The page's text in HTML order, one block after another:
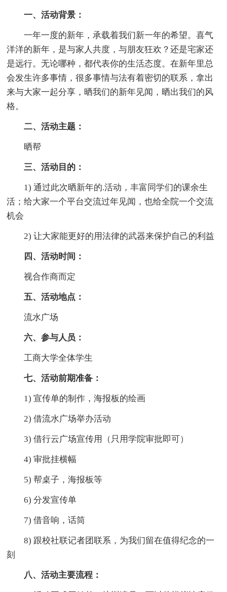
一、活动背景：
一年一度的新年，承载着我们新一年的希望。喜气
洋洋的新年，是与家人共度，与朋友狂欢？还是宅家还
是远行。无论哪种，都代表你的生活态度。在新年里总
会发生许多事情，很多事情与法有着密切的联系，拿出
来与大家一起分享，晒我们的新年见闻，晒出我们的风
格。
二、活动主题：
晒帮
三、活动目的：
1) 通过此次晒新年的.活动，丰富同学们的课余生
活；给大家一个平台交流过年见闻，也给全院一个交流
机会
2) 让大家能更好的用法律的武器来保护自己的利益
四、活动时间：
视合作商而定
五、活动地点：
流水广场
六、参与人员：
工商大学全体学生
七、活动前期准备：
1) 宣传单的制作，海报板的绘画
2) 借流水广场举办活动
3) 借行云广场宣传用（只用学院审批即可）
4) 审批挂横幅
5) 帮桌子，海报板等
6) 分发宣传单
7) 借音响，话筒
8) 跟校社联记者团联系，为我们留在值得纪念的一
刻
八、活动主要流程：